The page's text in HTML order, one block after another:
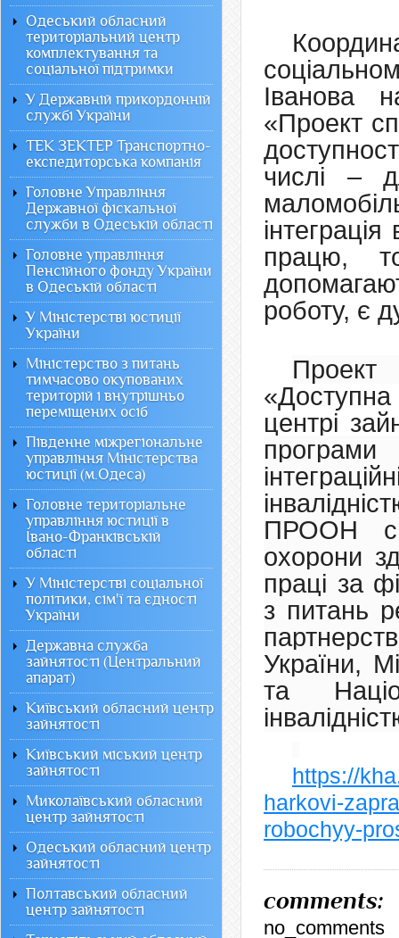
Іванова
«Проект
числі –
працю,
роботу, є
Проект
«Доступна
центрі
ПРООН
охорони
праці за
з питань
України,
та
https://
harkovi-
robochyy-
comments:
no_comments
Одеський обласний
територіальний центр
комплектування та
соціальної підтримки
У Державній прикордонній
службі України
ТЕК ЗЕКТЕР Транспортно-
експедиторська компанія
Головне Управління
Державної фіскальної
служби в Одеській області
Головне управління
Пенсійного фонду України
в Одеській області
У Міністерстві юстиції
України
Міністерство з питань
тимчасово окупованих
територій і внутрішньо
переміщених осіб
Південне міжрегіональне
управління Міністерства
юстиції (м.Одеса)
Головне територіальне
управління юстиції в
Івано-Франківській
області
У Міністерстві соціальної
політики, сім'ї та єдності
України
Державна служба
зайнятості (Центральний
апарат)
Київський обласний центр
зайнятості
Київський міський центр
зайнятості
Миколаївський обласний
центр зайнятості
Одеський обласний центр
зайнятості
Полтавський обласний
центр зайнятості